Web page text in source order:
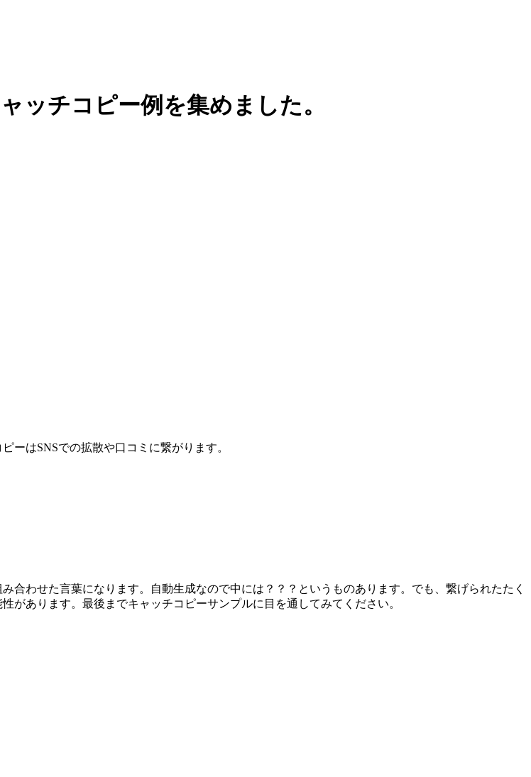
ッチコピー例を集めました。
ーはSNSでの拡散や口コミに繋がります。
合わせた言葉になります。自動生成なので中には？？？というものあります。でも、繋げられたたく
があります。最後までキャッチコピーサンプルに目を通してみてください。